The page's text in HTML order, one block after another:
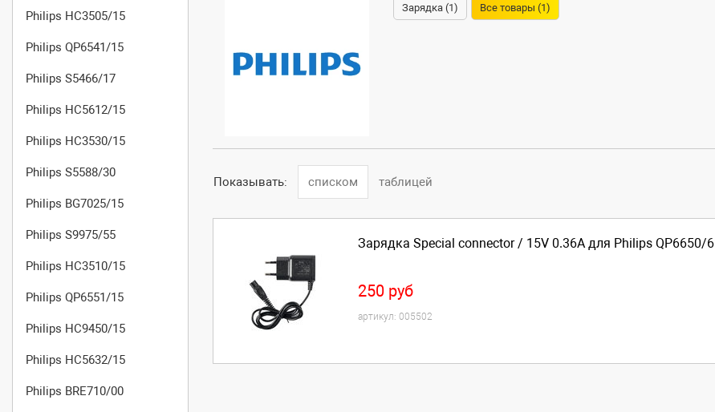
Philips HC3505/15
Philips QP6541/15
Philips S5466/17
Philips HC5612/15
Philips HC3530/15
Philips S5588/30
Philips BG7025/15
Philips S9975/55
Philips HC3510/15
Philips QP6551/15
Philips HC9450/15
Philips HC5632/15
Philips BRE710/00
Зарядка (1) Все товары (1)
Показывать: списком таблицей
Зарядка Special connector / 15V 0.36A для Philips QP6650/
250 руб
артикул: 005502